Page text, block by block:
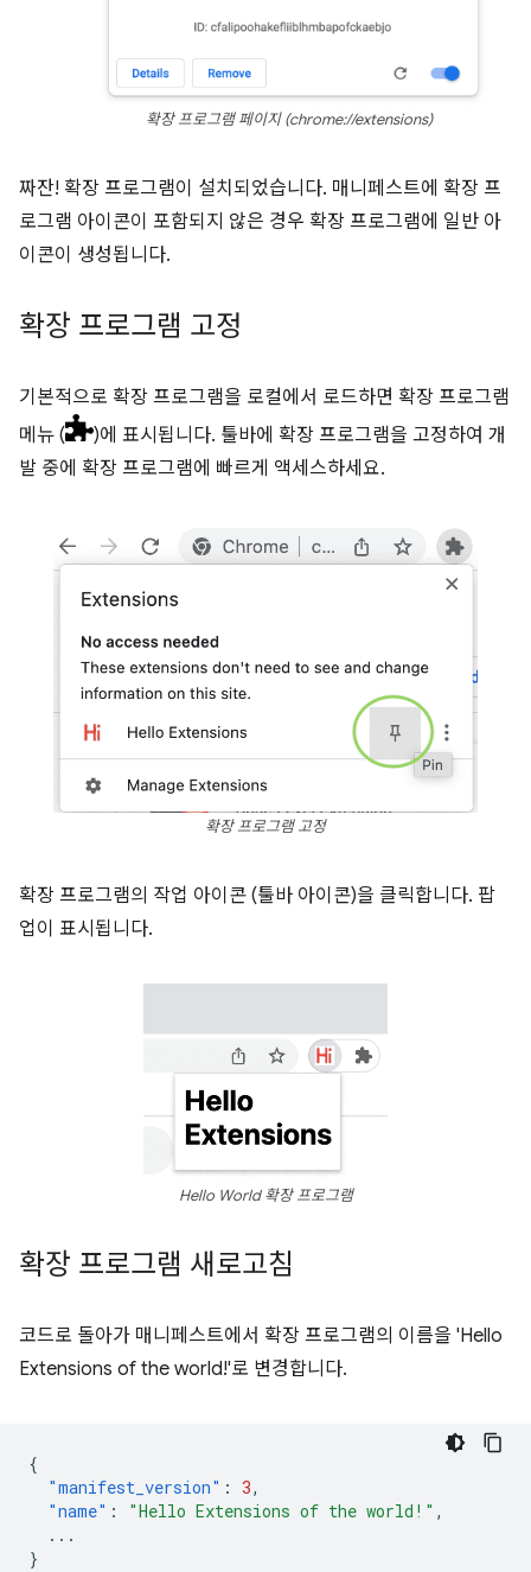
확장 프로그램 페이지 (chrome://extensions)
짜잔! 확장 프로그램이 설치되었습니다. 매니페스트에 확장 프
로그램 아이콘이 포함되지 않은 경우 확장 프로그램에 일반 아
이콘이 생성됩니다.
확장 프로그램 고정
기본적으로 확장 프로그램을 로컬에서 로드하면 확장 프로그램
메뉴 (
)에 표시됩니다. 툴바에 확장 프로그램을 고정하여 개
발 중에 확장 프로그램에 빠르게 액세스하세요.
확장 프로그램 고정
확장 프로그램의 작업 아이콘 (툴바 아이콘)을 클릭합니다. 팝
업이 표시됩니다.
Hello World 확장 프로그램
확장 프로그램 새로고침
코드로 돌아가 매니페스트에서 확장 프로그램의 이름을 'Hello
Extensions of the world!'로 변경합니다.
{
"manifest_version" : 3,
"name" : "Hello Extensions of the world!" ,
...
}